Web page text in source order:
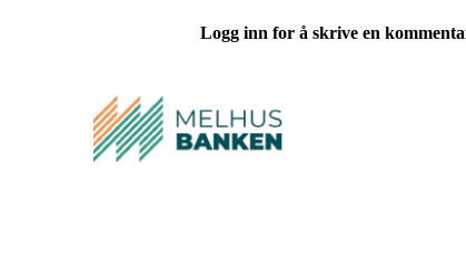
Logg inn for å skrive en